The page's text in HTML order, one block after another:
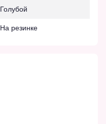
Голубой
На резинке